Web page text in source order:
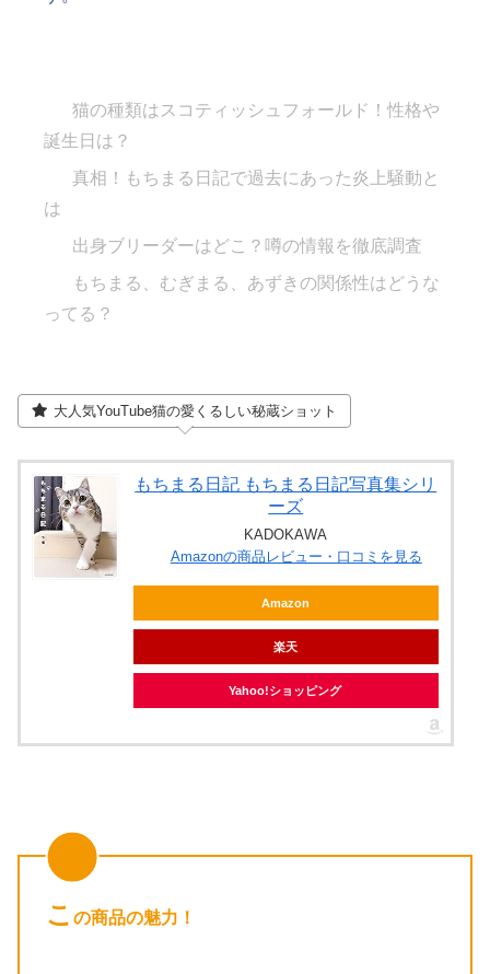
猫の種類はスコティッシュフォールド！性格や
誕生日は？
真相！もちまる日記で過去にあった炎上騒動と
は
出身ブリーダーはどこ？噂の情報を徹底調査
もちまる、むぎまる、あずきの関係性はどうな
ってる？
大人気YouTube猫の愛くるしい秘蔵ショット
もちまる日記 もちまる日記写真集シリ
ーズ
KADOKAWA
Amazonの商品レビュー・口コミを見る
Amazon
楽天
Yahoo!ショッピング
こ の商品の魅力！